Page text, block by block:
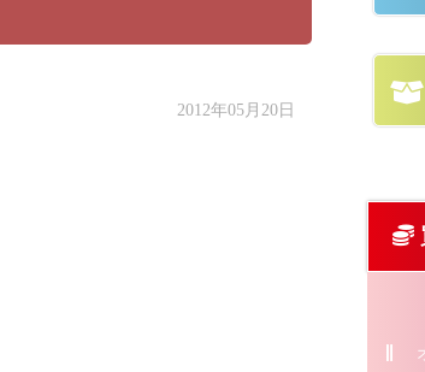
2012年05月20日